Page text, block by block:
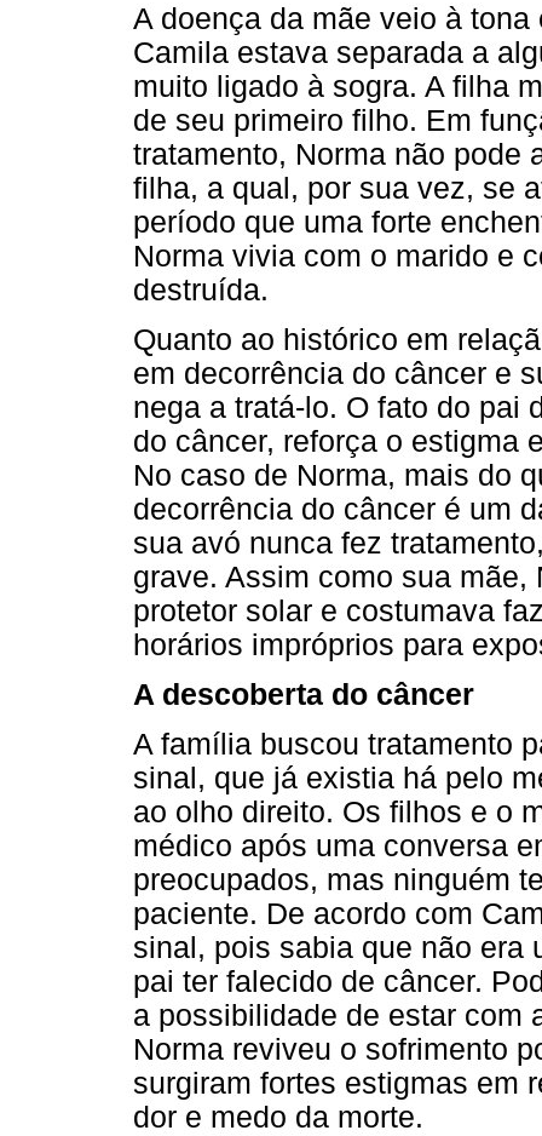
A doença da mãe veio à
Camila estava separada a
muito ligado à sogra. A filha
de seu primeiro filho. Em
tratamento, Norma não pode
filha, a qual, por sua vez, se
período que uma forte
Norma vivia com o marido e
destruída.
Quanto ao histórico em
em decorrência do câncer e
nega a tratá-lo. O fato do pai
do câncer, reforça o estigma
No caso de Norma, mais do
decorrência do câncer é um
sua avó nunca fez
grave. Assim como sua
protetor solar e costumava
horários impróprios para
A descoberta do câncer
A família buscou tratamento
sinal, que já existia há pelo
ao olho direito. Os filhos e o
médico após uma conversa
preocupados, mas ninguém
paciente. De acordo com
sinal, pois sabia que não era
pai ter falecido de câncer.
a possibilidade de estar com
Norma reviveu o sofrimento
surgiram fortes estigmas em
dor e medo da morte.